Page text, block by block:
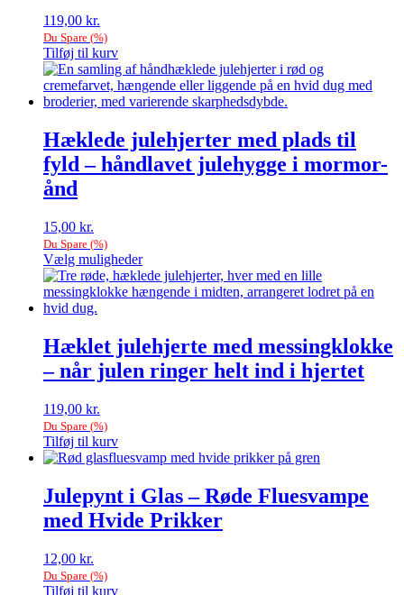
varesiden
119,00 kr.
Du Spare (%)
Tilføj til kurv
Hæklede julehjerter med plads til
fyld – håndlavet julehygge i mormor-
ånd
15,00 kr.
Du Spare (%)
Vælg muligheder
Dette
vare
har
varianter.
Mulighederne
kan
på
varesiden
Hæklet julehjerte med messingklokke
– når julen ringer helt ind i hjertet
119,00 kr.
Du Spare (%)
Tilføj til kurv
Julepynt i Glas – Røde Fluesvampe
med Hvide Prikker
12,00 kr.
Du Spare (%)
Tilføj til kurv